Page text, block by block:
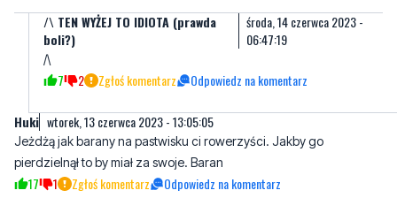
7 2 Zgłoś komentarz Odpowiedz na komentarz
wtorek, 13 czerwca 2023 - 13:05:05
Jeżdżą jak barany na pastwisku ci rowerzyści. Jakby go
17 1 Zgłoś komentarz Odpowiedz na komentarz
\/ TEN NIŻEJ TO IDIOTA (prawda
boli?)
06:46:33